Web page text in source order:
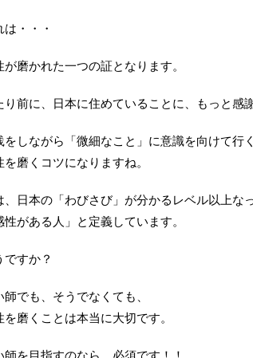
は・・・
が磨かれた一つの証となります。
り前に、日本に住めていることに、もっと感
をしながら「微細なこと」に意識を向けて行
を磨くコツになりますね。
、日本の「わびさび」が分かるレベル以上な
性がある人」と定義しています。
ですか？
師でも、そうでなくても、
を磨くことは本当に大切です。